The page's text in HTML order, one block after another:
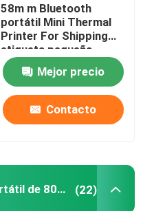
58m m Bluetooth
portátil Mini Thermal
Printer For Shipping
etiqueta pequeña
empresa
Mejor precio
Contacto
Mini impresora térmica portátil de 80 mm (22)